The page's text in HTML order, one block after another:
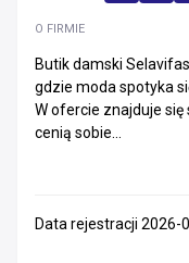
O FIRMIE
Butik damski
gdzie moda spotyka
W ofercie znajduje
cenią sobie...
Data rejestracji 2026-